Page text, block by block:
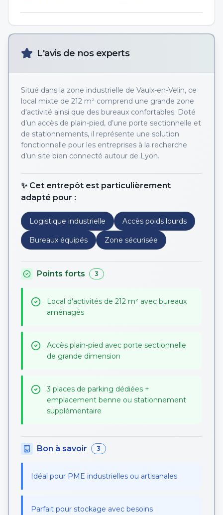
L'avis de nos experts
Situé dans la zone industrielle de Vaulx-en-Velin, ce
local mixte de 212 m² comprend une grande zone
d'activité ainsi que des bureaux confortables. Doté
d’un accès de plain-pied, d’une porte sectionnelle et
de stationnements, il représente une solution
fonctionnelle pour les entreprises à la recherche
d’un site bien connecté autour de Lyon.
✨ Cet entrepôt est particulièrement
adapté pour :
Logistique industrielle Accès poids lourds
Bureaux équipés Zone sécurisée
Points forts 3
Local d'activités de 212 m² avec bureaux
aménagés
Accès plain-pied avec porte sectionnelle
de grande dimension
3 places de parking dédiées +
emplacement benne ou stationnement
supplémentaire
Bon à savoir 3
Idéal pour PME industrielles ou artisanales
Parfait pour stockage avec besoins